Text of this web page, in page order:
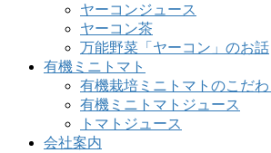
ヤーコンジュース
ヤーコン茶
万能野菜「ヤーコン」のお話
有機ミニトマト
有機栽培ミニトマトのこだわ
有機ミニトマトジュース
トマトジュース
会社案内